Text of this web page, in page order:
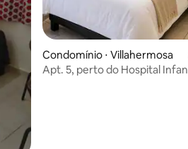
Condomínio ⋅ Villahermosa
Apt. 5, perto do Hospital